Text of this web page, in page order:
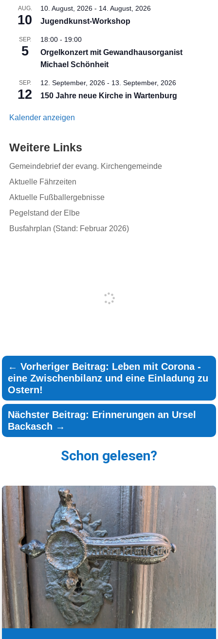
AUG.
10
10. August, 2026 - 14. August, 2026
Jugendkunst-Workshop
SEP.
5
18:00 - 19:00
Orgelkonzert mit Gewandhausorganist
Michael Schönheit
SEP.
12
12. September, 2026 - 13. September, 2026
150 Jahre neue Kirche in Wartenburg
Kalender anzeigen
Weitere Links
Gemeindebrief der evang. Kirchengemeinde
Aktuelle Fährzeiten
Aktuelle Fußballergebnisse
Pegelstand der Elbe
Busfahrplan (Stand: Februar 2026)
←Vorheriger Beitrag: Leben mit Corona -
eine Zwischenbilanz und eine Einladung zu
Ostern!
Nächster Beitrag: Erinnerungen an Ursel
Backasch →
Schon gelesen?